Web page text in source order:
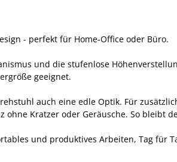
- perfekt für Home-Office oder Büro.
und die stufenlose
geeignet.
auch eine edle Optik. Für
Kratzer oder Geräusche. So bleibt
und produktives Arbeiten, Tag für